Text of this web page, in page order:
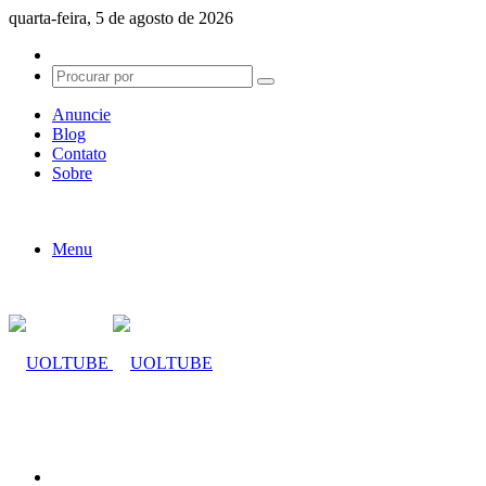
quarta-feira, 5 de agosto de 2026
skin
Procurar
Anuncie
Blog
Contato
Sobre
Menu